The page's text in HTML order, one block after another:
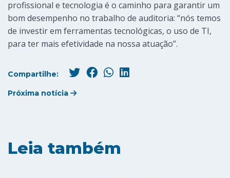
profissional e tecnologia é o caminho para garantir um
bom desempenho no trabalho de auditoria: “nós temos
de investir em ferramentas tecnológicas, o uso de TI,
para ter mais efetividade na nossa atuação”.
Compartilhe:
Próxima notícia
Leia também